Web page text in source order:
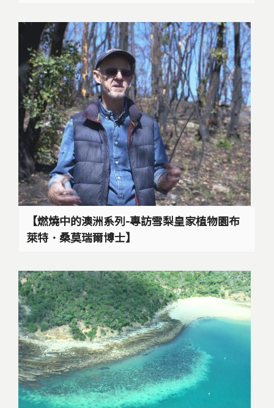
【燃燒中的澳洲系列-專訪雪梨皇家植物園布
萊特．桑莫瑞爾博士】